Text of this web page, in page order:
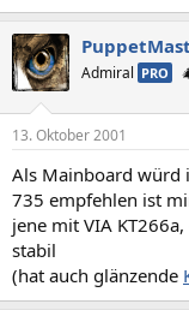
Admiral PRO
13. Oktober 2001
Als Mainboard würd
735 empfehlen ist
jene mit VIA
stabil
(hat auch glänzende